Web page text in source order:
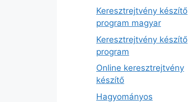
Keresztrejtvény készítő
program magyar
Keresztrejtvény készítő
program
Online keresztrejtvény
készítő
Hagyományos